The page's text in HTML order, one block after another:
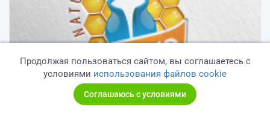
Лого Молоко и мед
Продолжая пользоваться сайтом, вы соглашаетесь с
условиями использования файлов cookie
Соглашаюсь с условиями